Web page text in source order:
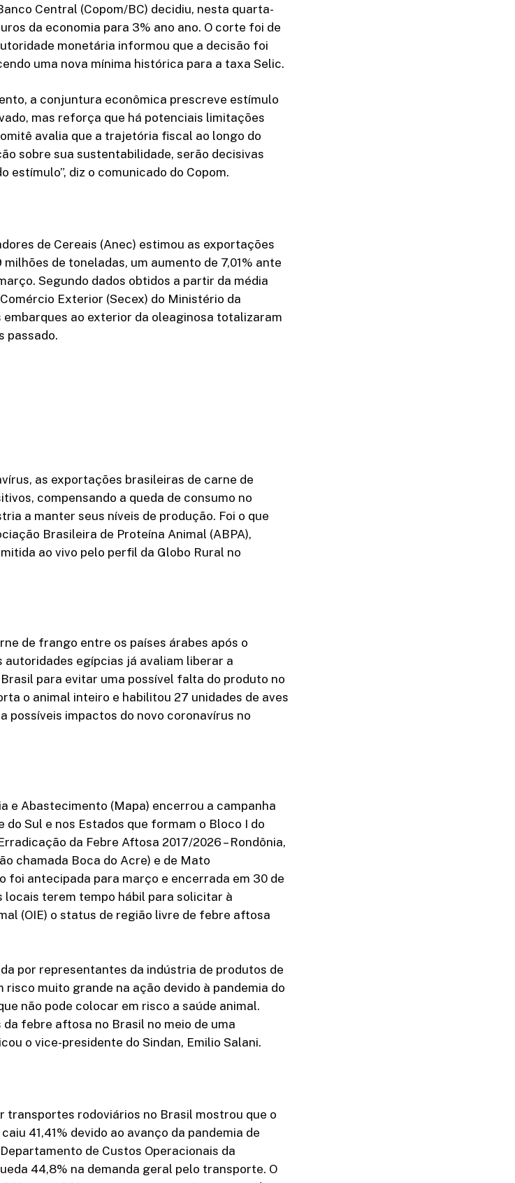
Central (Copom/BC) decidiu, nesta quarta-
da economia para 3% ano ano. O corte foi de
monetária informou que a decisão foi
uma nova mínima histórica para a taxa Selic.
a conjuntura econômica prescreve estímulo
mas reforça que há potenciais limitações
avalia que a trajetória fiscal ao longo do
sobre sua sustentabilidade, serão decisivas
diz o comunicado do Copom.
de Cereais (Anec) estimou as exportações
de toneladas, um aumento de 7,01% ante
Segundo dados obtidos a partir da média
Exterior (Secex) do Ministério da
ao exterior da oleaginosa totalizaram
passado.
as exportações brasileiras de carne de
compensando a queda de consumo no
a manter seus níveis de produção. Foi o que
Brasileira de Proteína Animal (ABPA),
ao vivo pelo perfil da Globo Rural no
de frango entre os países árabes após o
autoridades egípcias já avaliam liberar a
para evitar uma possível falta do produto no
o animal inteiro e habilitou 27 unidades de aves
possíveis impactos do novo coronavírus no
e Abastecimento (Mapa) encerrou a campanha
Sul e nos Estados que formam o Bloco I do
da Febre Aftosa 2017/2026 – Rondônia,
chamada Boca do Acre) e de Mato
foi antecipada para março e encerrada em 30 de
terem tempo hábil para solicitar à
(OIE) o status de região livre de febre aftosa
por representantes da indústria de produtos de
risco muito grande na ação devido à pandemia do
não pode colocar em risco a saúde animal.
febre aftosa no Brasil no meio de uma
o vice-presidente do Sindan, Emilio Salani.
transportes rodoviários no Brasil mostrou que o
41,41% devido ao avanço da pandemia de
de Custos Operacionais da
44,8% na demanda geral pelo transporte. O